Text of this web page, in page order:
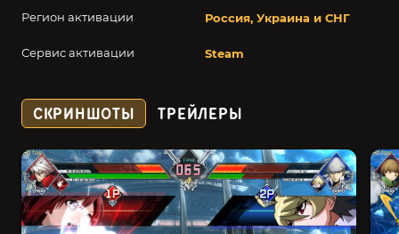
Регион активации Россия, Украина и СНГ
Сервис активации Steam
СКРИНШОТЫ ТРЕЙЛЕРЫ